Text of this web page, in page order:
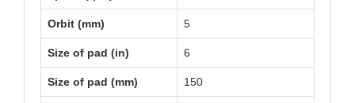
Orbit (mm) 5
Size of pad (in) 6
Size of pad (mm) 150